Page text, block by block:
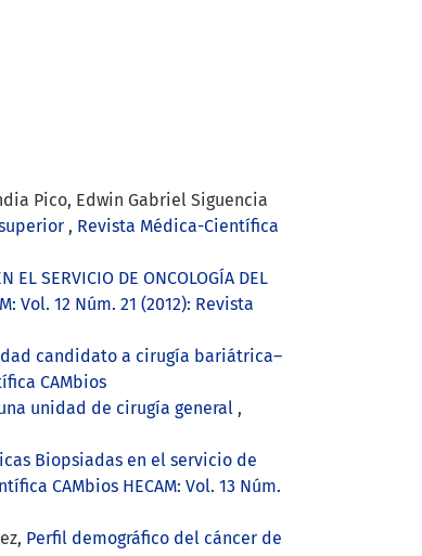
Pico, Edwin Gabriel Siguencia
, Revista Médica-Científica
EL SERVICIO DE ONCOLOGÍA DEL
Vol. 12 Núm. 21 (2012): Revista
candidato a cirugía bariátrica–
CAMbios
unidad de cirugía general ,
Biopsiadas en el servicio de
CAMbios HECAM: Vol. 13 Núm.
Perfil demográfico del cáncer de